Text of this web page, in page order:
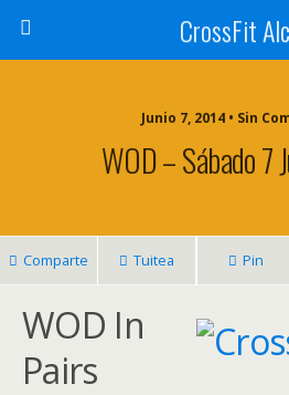
CrossFit
Junio 7, 2014 • Sin
WOD – Sábado 7
Comparte Tuitea Pin
WOD In
Pairs